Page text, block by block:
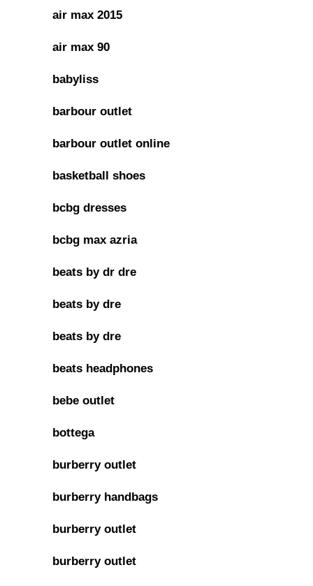
air max 2015
air max 90
babyliss
barbour outlet
barbour outlet online
basketball shoes
bcbg dresses
bcbg max azria
beats by dr dre
beats by dre
beats by dre
beats headphones
bebe outlet
bottega
burberry outlet
burberry handbags
burberry outlet
burberry outlet